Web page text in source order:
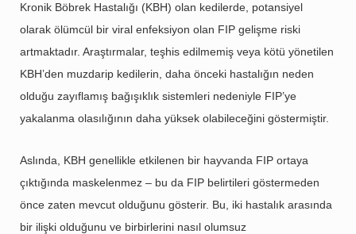
Kronik Böbrek Hastalığı (KBH) olan kedilerde, potansiyel
olarak ölümcül bir viral enfeksiyon olan FIP gelişme riski
artmaktadır. Araştırmalar, teşhis edilmemiş veya kötü yönetilen
KBH’den muzdarip kedilerin, daha önceki hastalığın neden
olduğu zayıflamış bağışıklık sistemleri nedeniyle FIP’ye
yakalanma olasılığının daha yüksek olabileceğini göstermiştir.
Aslında, KBH genellikle etkilenen bir hayvanda FIP ortaya
çıktığında maskelenmez – bu da FIP belirtileri göstermeden
önce zaten mevcut olduğunu gösterir. Bu, iki hastalık arasında
bir ilişki olduğunu ve birbirlerini nasıl olumsuz